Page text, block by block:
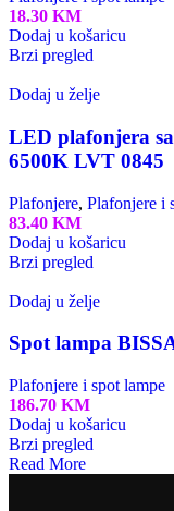
18.30 KM
Dodaj u košaricu
Brzi pregled
Dodaj u želje
LED plafonjera
6500K LVT 0845
Plafonjere, Plafonjere i
83.40 KM
Dodaj u košaricu
Brzi pregled
Dodaj u želje
Spot lampa
Plafonjere i spot lampe
186.70 KM
Dodaj u košaricu
Brzi pregled
Read More